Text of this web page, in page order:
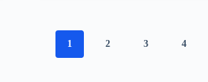
1 2 3 4